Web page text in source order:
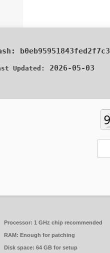
Updated: 2026-05-03
Processor: 1 GHz chip recommended
RAM: Enough for patching
Disk space: 64 GB for setup